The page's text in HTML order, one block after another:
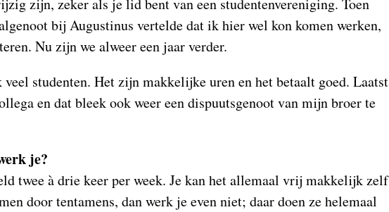
zijn, zeker als je lid bent van een studentenvereniging. Toen
bij Augustinus vertelde dat ik hier wel kon komen werken,
Nu zijn we alweer een jaar verder.
veel studenten. Het zijn makkelijke uren en het betaalt goed. Laatst
en dat bleek ook weer een dispuutsgenoot van mijn broer te
je?
twee à drie keer per week. Je kan het allemaal vrij makkelijk zelf
door tentamens, dan werk je even niet; daar doen ze helemaal